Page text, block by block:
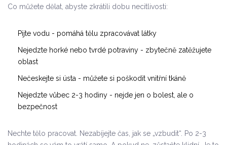
Co můžete dělat, abyste zkrátili dobu necitlivosti:
Pijte vodu - pomáhá tělu zpracovávat látky
Nejedzte horké nebo tvrdé potraviny - zbytečně zatěžujete
oblast
Nečeskejte si ústa - můžete si poškodit vnitřní tkáně
Nejedzte vůbec 2-3 hodiny - nejde jen o bolest, ale o
bezpečnost
Nechte tělo pracovat. Nezabíjejte čas, jak se „vzbudit“. Po 2-3